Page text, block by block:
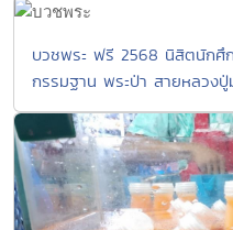
บวชพระ ฟรี 2568 นิสิตนักศึ
กรรมฐาน พระป่า สายหลวง